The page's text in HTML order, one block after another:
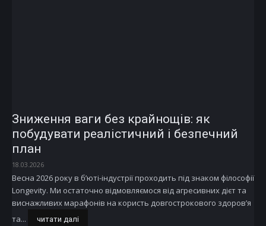
Зниження ваги без крайнощів: як
побудувати реалістичний і безпечний
план
18.03.2026
Весна 2026 року в б’юті-індустрії проходить під знаком філософії
Longevity. Ми остаточно відмовляємося від агресивних дієт та
виснажливих марафонів на користь довгострокового здоров’я
та...
читати далі